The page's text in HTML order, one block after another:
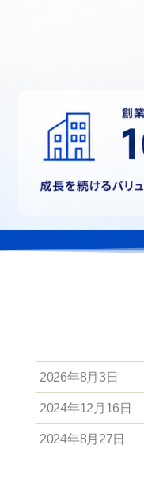
2026年8月3日
2024年12月16日
2024年8月27日